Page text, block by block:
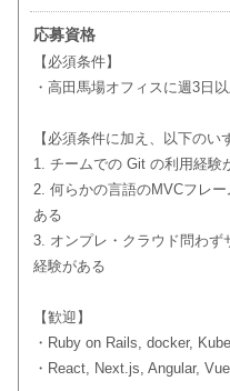
応募資格
【必須条件】
・高田馬場オフィスに週3日
【必須条件に加え、以下のい
1. チームでの Git の利用経験
2. 何らかの言語のMVCフレ
ある
3. オンプレ・クラウド問わず
経験がある
【歓迎】
・Ruby on Rails, docker,
・React, Next.js, Angular,